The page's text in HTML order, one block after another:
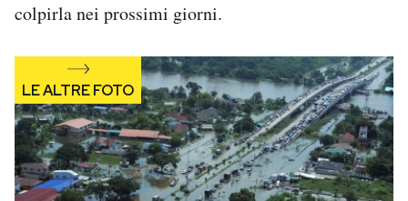
colpirla nei prossimi giorni.